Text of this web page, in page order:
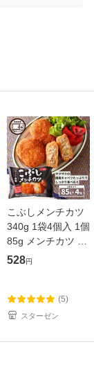
こぶしメンチカツ
340g 1袋4個入 1個
85g メンチカツ メ
ンチ 電子レンジ 国
簡単調理 手軽 簡単
冷凍
528円
(5)
スターゼン